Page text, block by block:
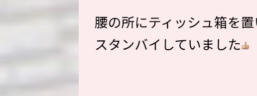
腰の所にティッシュ箱を
スタンバイしていました